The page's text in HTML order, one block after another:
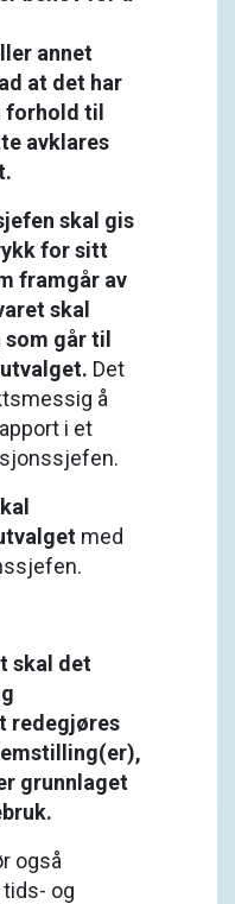
annet
at det har
forhold til
avklares
skal gis
for sitt
framgår av
skal
går til
Det
å
i et
med
skal det
redegjøres
grunnlaget
også
og